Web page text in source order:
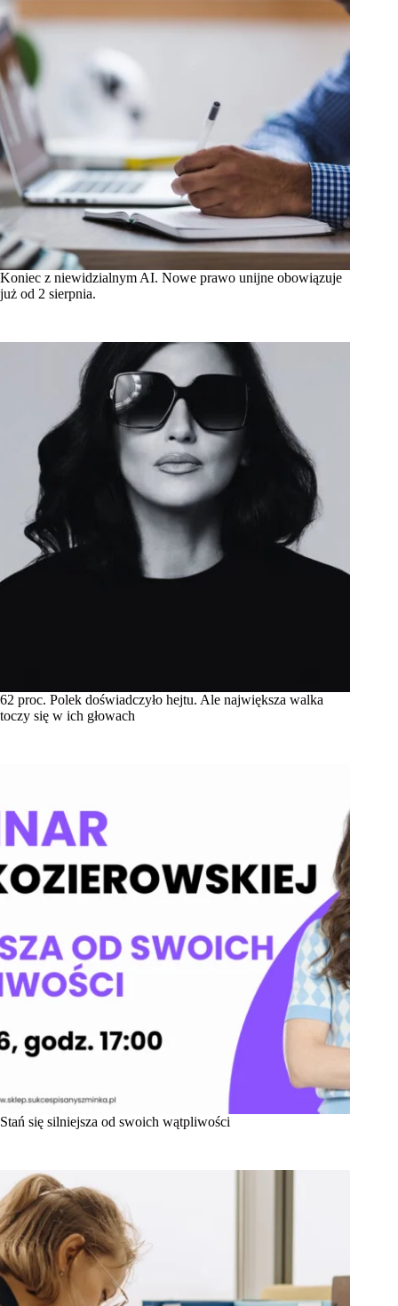
Koniec z niewidzialnym AI. Nowe prawo unijne obowiązuje
już od 2 sierpnia.
62 proc. Polek doświadczyło hejtu. Ale największa walka
toczy się w ich głowach
Stań się silniejsza od swoich wątpliwości